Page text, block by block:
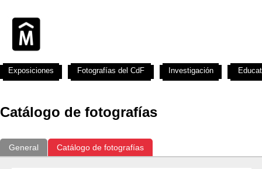
Catálogo de fotografías
General Catálogo de fotografías
Exposiciones Fotografías del CdF Investigación